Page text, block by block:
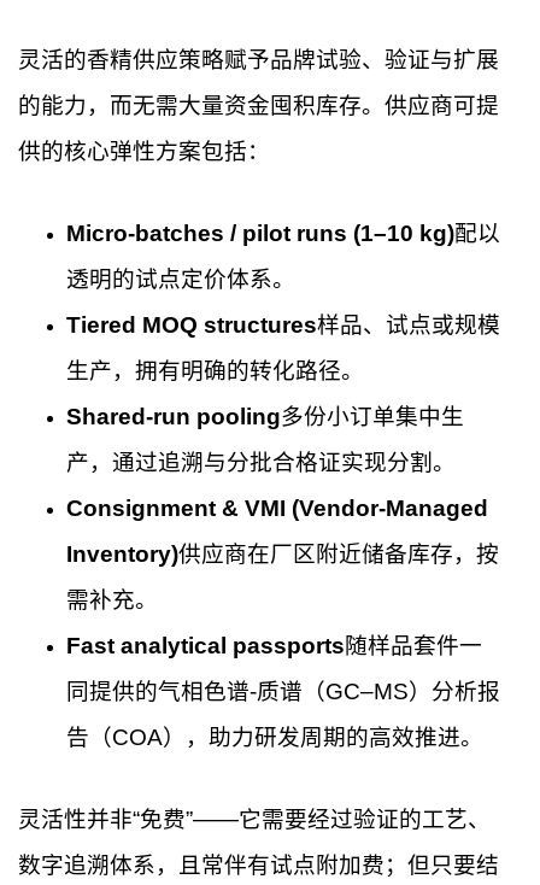
灵活的香精供应策略赋予品牌试验、验证与扩展
的能力，而无需大量资金囤积库存。供应商可提
供的核心弹性方案包括：
Micro-batches / pilot runs (1–10 kg)配以
透明的试点定价体系。
Tiered MOQ structures样品、试点或规模
生产，拥有明确的转化路径。
Shared-run pooling多份小订单集中生
产，通过追溯与分批合格证实现分割。
Consignment & VMI (Vendor-Managed
Inventory)供应商在厂区附近储备库存，按
需补充。
Fast analytical passports随样品套件一
同提供的气相色谱-质谱（GC–MS）分析报
告（COA），助力研发周期的高效推进。
灵活性并非“免费”——它需要经过验证的工艺、
数字追溯体系，且常伴有试点附加费；但只要结